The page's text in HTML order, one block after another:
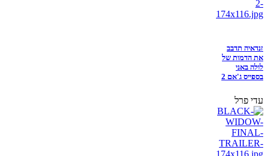
זנדאיה תדבב
את הדמות של
לולה באני
בספייס ג'אם 2
עדי פרל